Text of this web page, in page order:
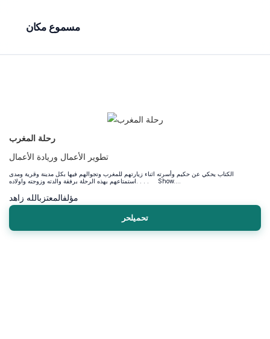
مسموع مكان
رحلة المغرب
تطوير الأعمال وريادة الأعمال
الكتاب يحكي عن حكيم وأسرته اثناء زيارتهم للمغرب وتجوالهم فيها بكل مدينة وقرية ومدى
استمتاعهم بهذه الرحلة برفقة والدته وزوجته واولاده. . . . Show....
مؤلفالمعتزبالله زاهد
تحميلحر